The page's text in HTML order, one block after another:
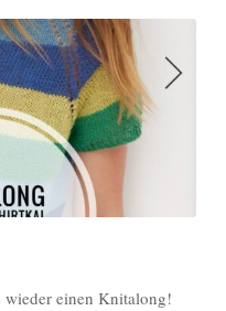
wieder einen Knitalong!